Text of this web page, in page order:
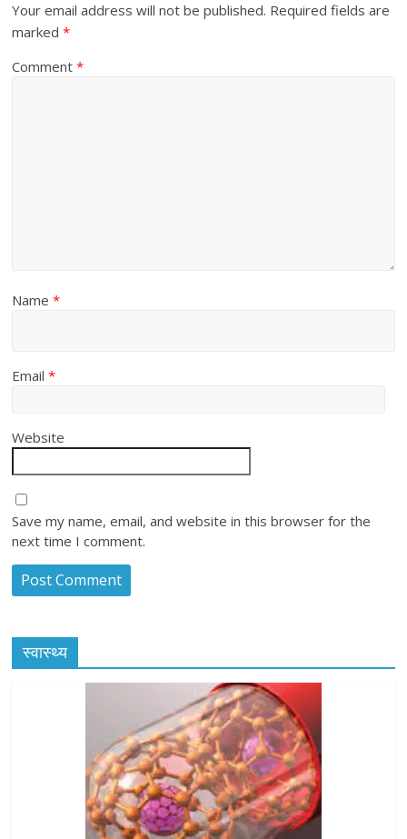
Your email address will not be published. Required fields are
marked*
Comment*
Name*
Email*
Website
Save my name, email, and website in this browser for the
next time I comment.
स्वास्थ्य